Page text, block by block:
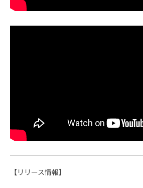
【リリース情報】